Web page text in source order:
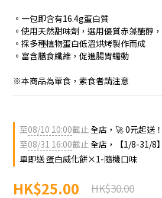
。一包即含有16.4g蛋白質
。使用天然甜味劑，選用優質赤藻醣醇
。採多種植物蛋白低溫烘烤製作而成
。富含膳食纖維，促進腸胃蠕動
※本商品為葷食，素食者請注意
至08/10 10:00截止全店，🚀 0元起送
至08/31 16:00截止全店，【1/8-31/8
單即送 蛋白威化餅×1-隨機口味
HK$25.00 HK$30.00